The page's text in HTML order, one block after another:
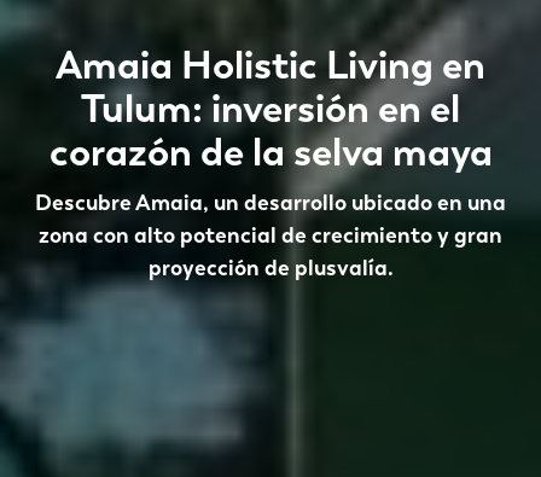
Amaia Holistic Living en
Tulum: inversión en el
corazón de la selva maya
Descubre Amaia, un desarrollo ubicado en una
zona con alto potencial de crecimiento y gran
proyección de plusvalía.